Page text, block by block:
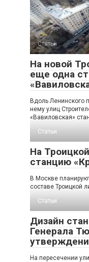
Статьи
На новой
еще одна
Вдоль Ленинского
нему улиц
«Вавиловская»
Статьи
На
станцию
В Москве
составе Троицкой
Статьи
Дизайн
Генерала
На пересечении